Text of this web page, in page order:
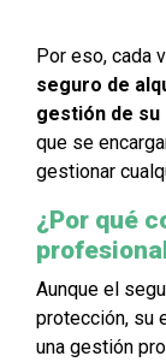
Por eso, cada
seguro de
gestión de su
que se
gestionar
¿Por qué
Aunque el
protección, su
una gestión